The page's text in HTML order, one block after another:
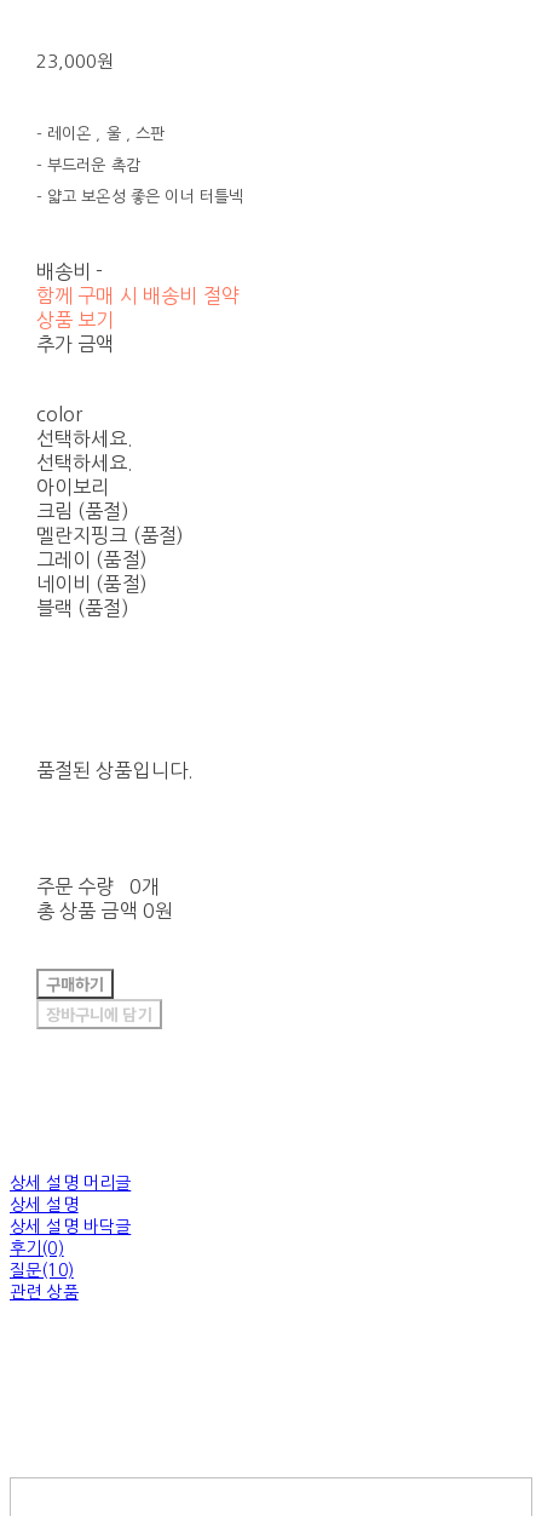
23,000원
- 레이온 , 울 , 스판
- 부드러운 촉감
- 얇고 보온성 좋은 이너 터틀넥
배송비 -
함께 구매 시 배송비 절약
상품 보기
추가 금액
color
선택하세요.
선택하세요.
아이보리
크림 (품절)
멜란지핑크 (품절)
그레이 (품절)
네이비 (품절)
블랙 (품절)
품절된 상품입니다.
주문 수량
0개
총 상품 금액 0원
구매하기
장바구니에 담기
상세 설명 머리글
상세 설명
상세 설명 바닥글
후기(0)
질문(10)
관련 상품